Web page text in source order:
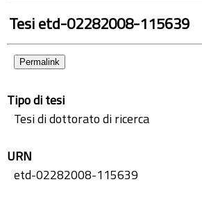
Tesi etd-02282008-115639
Permalink
Tipo di tesi
Tesi di dottorato di ricerca
URN
etd-02282008-115639